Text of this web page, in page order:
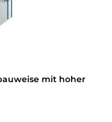
mit hoher